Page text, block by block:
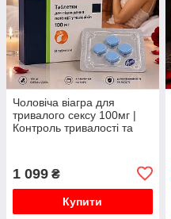
Чоловіча віагра для
тривалого сексу 100мг |
Контроль тривалості та
1 099 ₴
Купити